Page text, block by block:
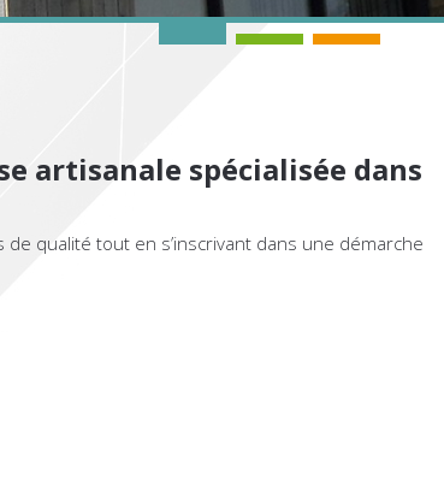
artisanale spécialisée dans
qualité tout en s’inscrivant dans une démarche